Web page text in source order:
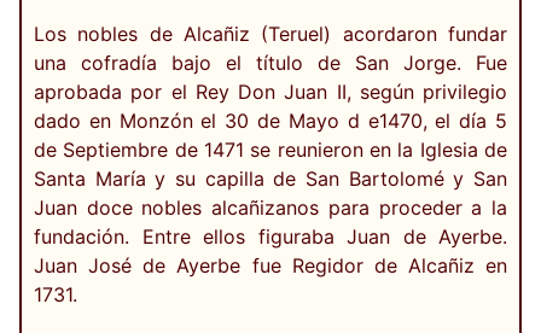
Los nobles de Alcañiz (Teruel) acordaron fundar
una cofradía bajo el título de San Jorge. Fue
aprobada por el Rey Don Juan II, según privilegio
dado en Monzón el 30 de Mayo d e1470, el día 5
de Septiembre de 1471 se reunieron en la Iglesia de
Santa María y su capilla de San Bartolomé y San
Juan doce nobles alcañizanos para proceder a la
fundación. Entre ellos figuraba Juan de Ayerbe.
Juan José de Ayerbe fue Regidor de Alcañiz en
1731.